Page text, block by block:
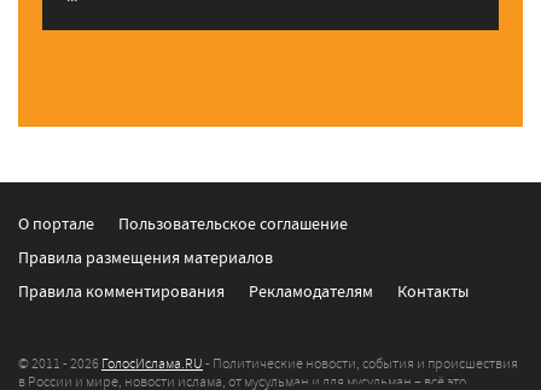
О портале
Пользовательское соглашение
Правила размещения материалов
Правила комментирования
Рекламодателям Контакты
© 2011 - 2026 ГолосИслама.RU - Политические новости, события и происшествия
в России и мире, новости ислама, от мусульман и для мусульман – всё это